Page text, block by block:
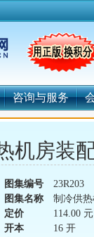
咨询与服务
机房装
图集编号
23R203
图集名称
制冷供
定价
114.00 元
开本
16 开